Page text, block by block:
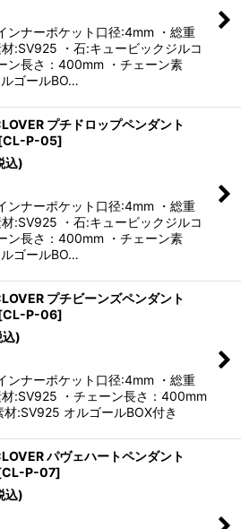
ンナーポケット口径:4mm ・総重
:SV925 ・石:キュービックジルコ
ン長さ：400mm ・チェーン素
ゴールBO…
プチドロップペンダント
CL-P-05]
込)
ンナーポケット口径:4mm ・総重
:SV925 ・石:キュービックジルコ
ン長さ：400mm ・チェーン素
ゴールBO…
プチビーンズペンダント
CL-P-06]
込)
ンナーポケット口径:4mm ・総重
:SV925 ・チェーン長さ：400mm
材:SV925 オルゴールBOX付き
パヴェハートペンダント
CL-P-07]
込)